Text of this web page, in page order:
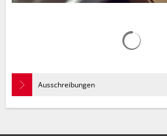
Ausschreibungen